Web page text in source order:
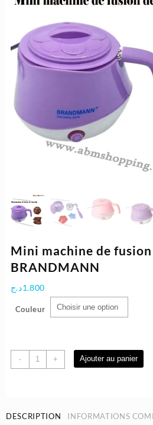
Mini machine de
BRANDMANN
1.800د.ج
Couleur
-
quantité
de
fusion
+ Ajouter au panier
DESCRIPTION INFORMATIONS